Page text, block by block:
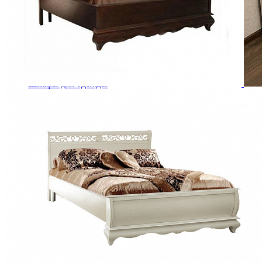
Кровати односпальные
Кровати полутороспальные
Решетки и настилы под матрас
Спальные гарнитуры
Шкафы 3-х дверные для одежды и белья
Шкафы 4-х дверные для одежды и белья
Шкафы 5-ти дверные для одежды и белья
Шкафы 6-ти дверные для одежды и белья
Шкафы купе для одежды и белья
Шкафы угловые для одежды и белья
Ящики и короба